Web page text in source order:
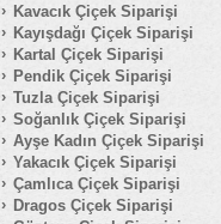
Kavacık Çiçek Siparişi
Kayışdağı Çiçek Siparişi
Kartal Çiçek Siparişi
Pendik Çiçek Siparişi
Tuzla Çiçek Siparişi
Soğanlık Çiçek Siparişi
Ayşe Kadın Çiçek Siparişi
Yakacık Çiçek Siparişi
Çamlıca Çiçek Siparişi
Dragos Çiçek Siparişi